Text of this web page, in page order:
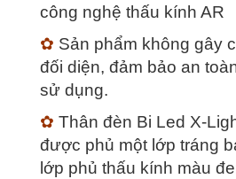
công nghệ thấu kính AR
✿ Sản phẩm không gây
đối diện, đảm bảo an
sử dụng.
✿ Thân đèn Bi Led X-
được phủ một lớp tráng
lớp phủ thấu kính màu